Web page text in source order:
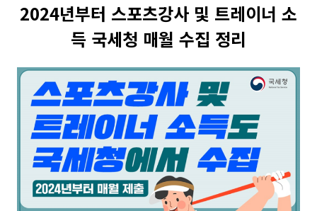
2024년부터 스포츠강사 및 트레이너 소
득 국세청 매월 수집 정리